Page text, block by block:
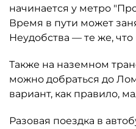
начинается у метро
Время в пути может
Неудобства — те же,
Также на наземном
можно добраться до
вариант, как правило,
Разовая поездка в